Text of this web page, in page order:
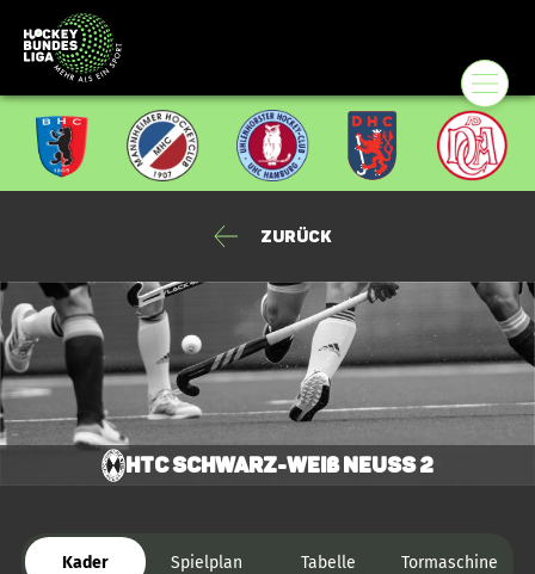
Zurück
HTC Schwarz-Weiß Neuss 2
Kader Spielplan Tabelle Tormaschine